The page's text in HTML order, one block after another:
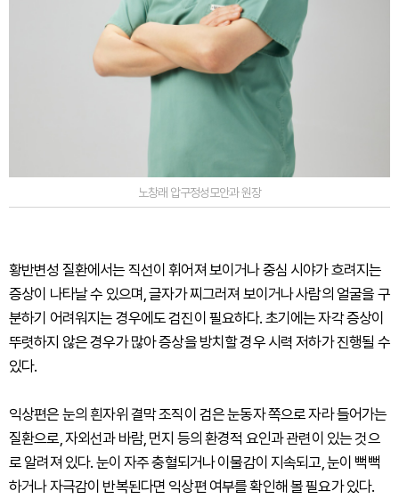
노창래 압구정성모안과 원장
황반변성 질환에서는 직선이 휘어져 보이거나 중심 시야가 흐려지는
증상이 나타날 수 있으며, 글자가 찌그러져 보이거나 사람의 얼굴을 구
분하기 어려워지는 경우에도 검진이 필요하다. 초기에는 자각 증상이
뚜렷하지 않은 경우가 많아 증상을 방치할 경우 시력 저하가 진행될 수
있다.
익상편은 눈의 흰자위 결막 조직이 검은 눈동자 쪽으로 자라 들어가는
질환으로, 자외선과 바람, 먼지 등의 환경적 요인과 관련이 있는 것으
로 알려져 있다. 눈이 자주 충혈되거나 이물감이 지속되고, 눈이 뻑뻑
하거나 자극감이 반복된다면 익상편 여부를 확인해 볼 필요가 있다.